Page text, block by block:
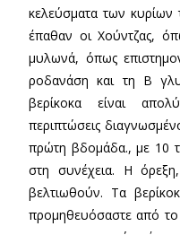
κελεύσματα των
έπαθαν οι Χούντζας,
μυλωνά, όπως
ροδανάση και τη Β
βερίκοκα είναι
περιπτώσεις
πρώτη βδομάδα., με 10
στη συνέχεια. Η
βελτιωθούν. Τα
προμηθευόσαστε από το